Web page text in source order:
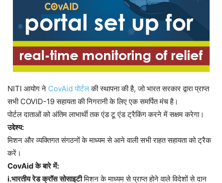
NITI आयोग ने CovAid पोर्टलकी स्थापना की है, जो भारत सरकार द्वारा प्राप्त
सभी COVID-19 सहायता की निगरानी के लिए एक समर्पित मंच है।
पोर्टल दाताओं को अंतिम लाभार्थी तक एंड टू एंड ट्रैकिंग करने में सक्षम करेगा।
उद्देश्य:
मिशन और व्यक्तिगत संगठनों के माध्यम से आने वाली सभी राहत सहायता को ट्रैक
करें।
CovAidके बारे में:
i.भारतीय रेड क्रॉस सोसाइटीमिशन के माध्यम से प्राप्त होने वाले विदेशों से दान